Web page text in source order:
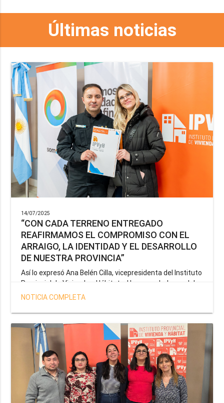
Últimas noticias
14/07/2025
“CON CADA TERRENO ENTREGADO
REAFIRMAMOS EL COMPROMISO CON EL
ARRAIGO, LA IDENTIDAD Y EL DESARROLLO
DE NUESTRA PROVINCIA”
Así lo expresó Ana Belén Cilla, vicepresidenta del Instituto
Provincial de Vivienda y Hábitat, al hacer un balance del
trabajo del organismo en el marco de la operatoria
salud y seguridad impulsada por el gobernador Gustavo
Melella.
NOTICIA COMPLETA